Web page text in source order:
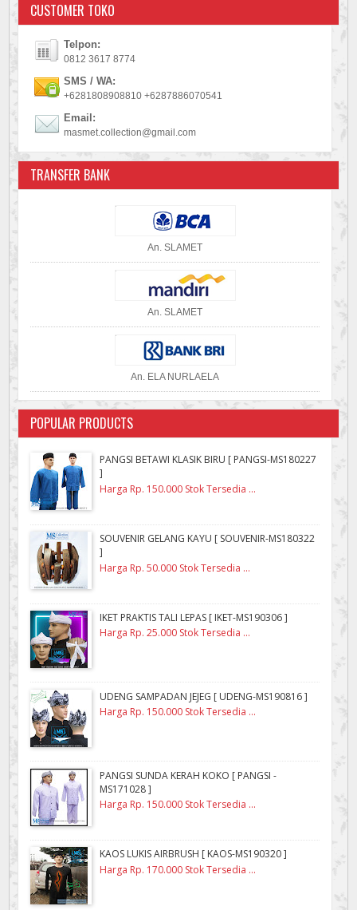
CUSTOMER TOKO
Telpon:
0812 3617 8774
SMS / WA:
+6281808908810 +6287886070541
Email:
masmet.collection@gmail.com
TRANSFER BANK
An. SLAMET
An. SLAMET
An. ELA NURLAELA
POPULAR PRODUCTS
PANGSI BETAWI KLASIK BIRU [ PANGSI-MS180227
]
Harga Rp. 150.000 Stok Tersedia ...
SOUVENIR GELANG KAYU [ SOUVENIR-MS180322
]
Harga Rp. 50.000 Stok Tersedia ...
IKET PRAKTIS TALI LEPAS [ IKET-MS190306 ]
Harga Rp. 25.000 Stok Tersedia ...
UDENG SAMPADAN JEJEG [ UDENG-MS190816 ]
Harga Rp. 150.000 Stok Tersedia ...
PANGSI SUNDA KERAH KOKO [ PANGSI -
MS171028 ]
Harga Rp. 150.000 Stok Tersedia ...
KAOS LUKIS AIRBRUSH [ KAOS-MS190320 ]
Harga Rp. 170.000 Stok Tersedia ...